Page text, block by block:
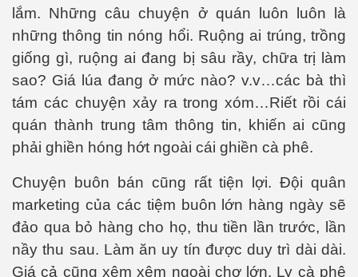
lắm. Những câu chuyện ở quán luôn luôn là
những thông tin nóng hổi. Ruộng ai trúng, trồng
giống gì, ruộng ai đang bị sâu rầy, chữa trị làm
sao? Giá lúa đang ở mức nào? v.v…các bà thì
tám các chuyện xảy ra trong xóm…Riết rồi cái
quán thành trung tâm thông tin, khiến ai cũng
phải ghiền hóng hớt ngoài cái ghiền cà phê.
Chuyện buôn bán cũng rất tiện lợi. Đội quân
marketing của các tiệm buôn lớn hàng ngày sẽ
đảo qua bỏ hàng cho họ, thu tiền lần trước, lần
nầy thu sau. Làm ăn uy tín được duy trì dài dài.
Giá cả cũng xêm xêm ngoài chợ lớn. Ly cà phê
2
nay
MPM 3